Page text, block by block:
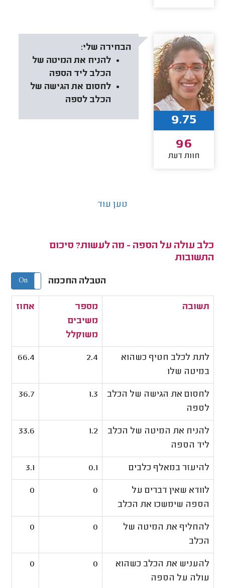
הבחירה שלי:
להניח את המיטה של
הכלב ליד הספה
לחסום את הגישה של
הכלב לספה
9.75
96
חוות דעת
טען עוד
כלב עולה על הספה - מה לעשות? סיכום
התשובות
הטבלה החכמה On Off
תשובה
מספר
משיבים
משוקלל
אחוז
לתת לכלב חטיף כשהוא
במיטה שלו
2.4
66.4
לחסום את הגישה של הכלב
לספה
1.3
36.7
להניח את המיטה של הכלב
ליד הספה
1.2
33.6
להיעזר במאלף כלבים 0.1
3.1
לוודא שאין דברים על
הספה שימשכו את הכלב
0
0
להחליף את המיטה של
הכלב
0
0
להעניש את הכלב כשהוא
עולה על הספה
0
0